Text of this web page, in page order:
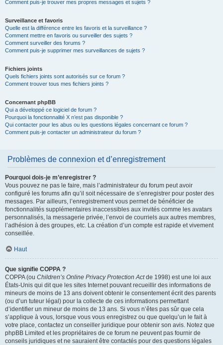
Comment puis-je trouver mes propres messages et sujets ?
Surveillance et favoris
Quelle est la différence entre les favoris et la surveillance ?
Comment mettre en favoris ou surveiller des sujets ?
Comment surveiller des forums ?
Comment puis-je supprimer mes surveillances de sujets ?
Fichiers joints
Quels fichiers joints sont autorisés sur ce forum ?
Comment trouver tous mes fichiers joints ?
Concernant phpBB
Qui a développé ce logiciel de forum ?
Pourquoi la fonctionnalité X n’est pas disponible ?
Qui contacter pour les abus ou les questions légales concernant ce forum ?
Comment puis-je contacter un administrateur du forum ?
Problèmes de connexion et d’enregistrement
Pourquoi dois-je m’enregistrer ?
Vous pouvez ne pas le faire, mais l’administrateur du forum peut avoir
configuré les forums afin qu’il soit nécessaire de s’enregistrer pour poster des
messages. Par ailleurs, l’enregistrement vous permet de bénéficier de
fonctionnalités supplémentaires inaccessibles aux invités comme les avatars
personnalisés, la messagerie privée, l’envoi de courriels aux autres membres,
l’adhésion à des groupes, etc. La création d’un compte est rapide et vivement
conseillée.
Haut
Que signifie COPPA ?
COPPA (ou Children’s Online Privacy Protection Actde 1998) est une loi aux
États-Unis qui dit que les sites Internet pouvant recueillir des informations de
mineurs de moins de 13 ans doivent obtenir le consentement écrit des parents
(ou d’un tuteur légal) pour la collecte de ces informations permettant
d’identifier un mineur de moins de 13 ans. Si vous n’êtes pas sûr que cela
s’applique à vous, lorsque vous vous enregistrez ou que quelqu’un le fait à
votre place, contactez un conseiller juridique pour obtenir son avis. Notez que
phpBB Limited et les propriétaires de ce forum ne peuvent pas fournir de
conseils juridiques et ne sauraient être contactés pour des questions légales